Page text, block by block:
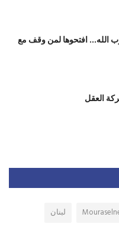
الله... افتحوها لمن وقف مع
العقل
لبنان